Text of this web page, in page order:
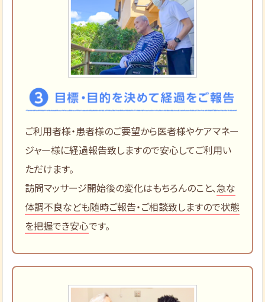
ご利用者様・患者様のご要望から医者様やケアマネー
ジャー様に経過報告致しますので安心してご利用い
ただけます。
訪問マッサージ開始後の変化はもちろんのこと、急な
体調不良なども随時ご報告・ご相談致しますので状態
を把握でき安心です。